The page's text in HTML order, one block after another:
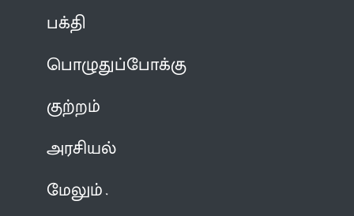
பக்தி
பொழுதுப்போக்கு
குற்றம்
அரசியல்
மேலும்